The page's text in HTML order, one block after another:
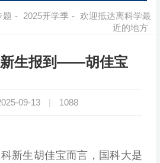
题 - 2025开学季 - 欢迎抵达离科学最
近的地方
新生报到——胡佳宝
09-13 | 1088
新生胡佳宝而言，国科大是